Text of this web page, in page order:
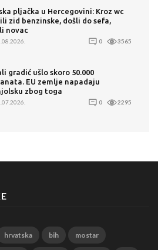
pljačka u Hercegovini: Kroz wc
zid benzinske, došli do sefa,
novac
0 3565
gradić ušlo skoro 50.000
EU zemlje napadaju
zbog toga
0 2295
hrvatska bih mostar